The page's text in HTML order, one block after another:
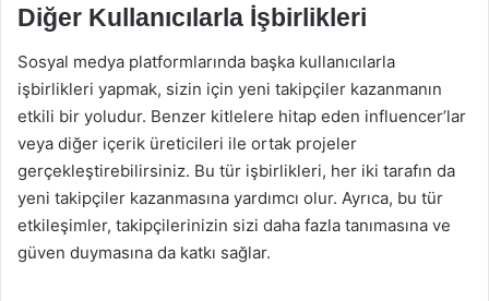
Diğer Kullanıcılarla İşbirlikleri
Sosyal medya platformlarında başka kullanıcılarla
işbirlikleri yapmak, sizin için yeni takipçiler kazanmanın
etkili bir yoludur. Benzer kitlelere hitap eden influencer’lar
veya diğer içerik üreticileri ile ortak projeler
gerçekleştirebilirsiniz. Bu tür işbirlikleri, her iki tarafın da
yeni takipçiler kazanmasına yardımcı olur. Ayrıca, bu tür
etkileşimler, takipçilerinizin sizi daha fazla tanımasına ve
güven duymasına da katkı sağlar.